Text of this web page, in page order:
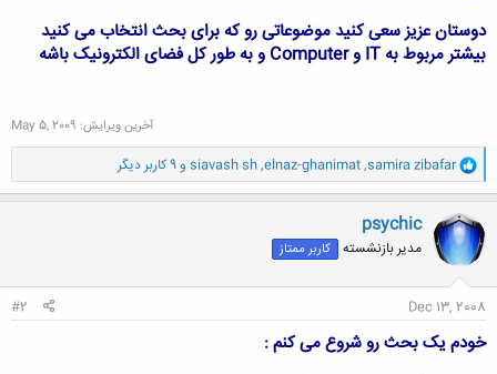
دوستان عزیز سعی کنید موضوعاتی رو که برای بحث انتخاب می کنید
بیشتر مربوط به IT و Computer و به طور کل فضای الکترونیک باشه
آخرین ویرایش: May 5, 2009
و
ا
ک
ن
ش
ه
ا
samira zibafar
,
elnaz-ghanimat
,
siavash sh و 9 کاربر دیگر
psychic
مدیر بازنشسته کاربر ممتاز
Dec 13, 2008
#2
خودم یک بحث رو شروع می کنم :